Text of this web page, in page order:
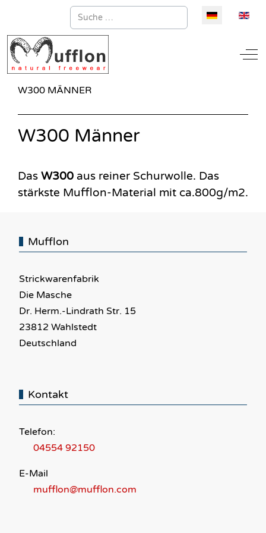
Suchen Sprache
W300 MÄNNER
W300 Männer
Das W300 aus reiner Schurwolle. Das
stärkste Mufflon-Material mit ca.800g/m2.
Mufflon
Strickwarenfabrik
Die Masche
Dr. Herm.-Lindrath Str. 15
23812 Wahlstedt
Deutschland
Kontakt
Telefon:
04554 92150
E-Mail
mufflon@mufflon.com